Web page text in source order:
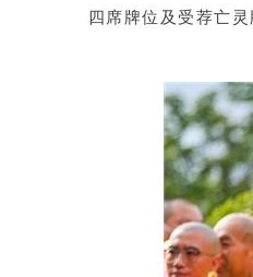
四席牌位及受荐亡